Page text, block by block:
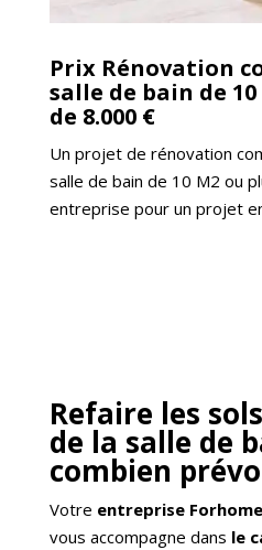
Prix Rénovation
salle de bain de
de 8.000 €
Un projet de rénovation
salle de bain de 10 M2 ou
entreprise pour un projet
Refaire les
de la salle de
combien
Votre entreprise
vous accompagne dans le